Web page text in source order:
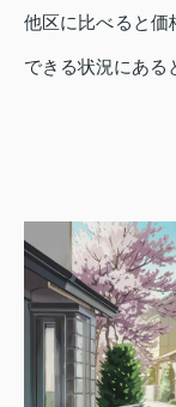
他区に比べると価
できる状況にある